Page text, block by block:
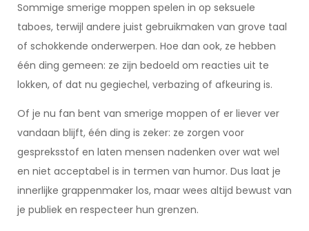
Sommige smerige moppen spelen in op seksuele
taboes, terwijl andere juist gebruikmaken van grove taal
of schokkende onderwerpen. Hoe dan ook, ze hebben
één ding gemeen: ze zijn bedoeld om reacties uit te
lokken, of dat nu gegiechel, verbazing of afkeuring is.
Of je nu fan bent van smerige moppen of er liever ver
vandaan blijft, één ding is zeker: ze zorgen voor
gespreksstof en laten mensen nadenken over wat wel
en niet acceptabel is in termen van humor. Dus laat je
innerlijke grappenmaker los, maar wees altijd bewust van
je publiek en respecteer hun grenzen.